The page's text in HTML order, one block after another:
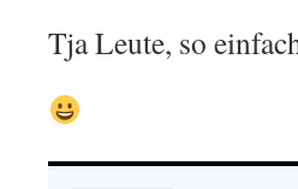
Tja Leute, so